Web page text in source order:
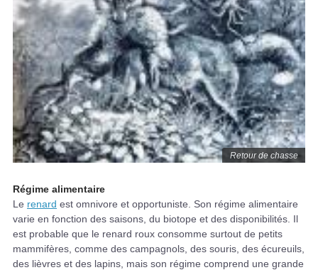
Retour de chasse
Régime alimentaire
Le renard est omnivore et opportuniste. Son régime alimentaire
varie en fonction des saisons, du biotope et des disponibilités. Il
est probable que le renard roux consomme surtout de petits
mammifères, comme des campagnols, des souris, des écureuils,
des lièvres et des lapins, mais son régime comprend une grande